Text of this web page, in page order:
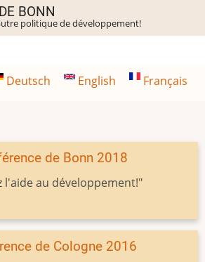
BONN
politique de développement!
Deutsch English Français
de Bonn 2018
l'aide au développement!"
de Cologne 2016